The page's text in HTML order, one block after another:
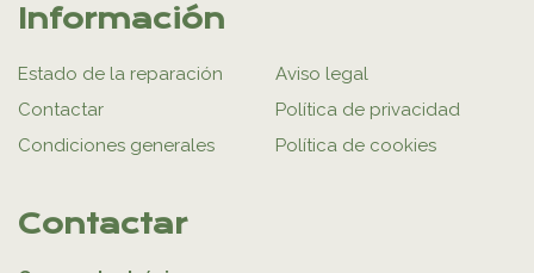
Información
Estado de la reparación
Contactar
Condiciones generales
Aviso legal
Política de privacidad
Política de cookies
Contactar